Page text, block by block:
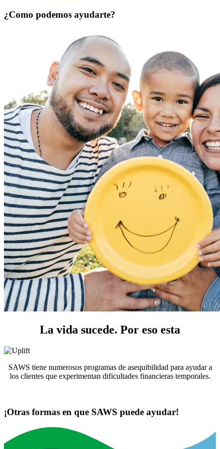
¿Como podemos ayudarte?
La vida sucede. Por eso esta
SAWS tiene numerosos programas de asequibilidad para ayudar a
los clientes que experimentan dificultades financieras temporales.
¡Otras formas en que SAWS puede ayudar!